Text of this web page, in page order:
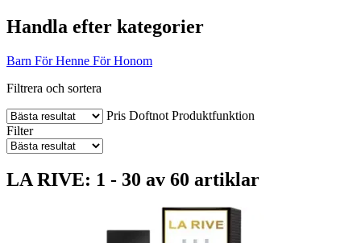
Handla efter kategorier
Barn För Henne För Honom
Filtrera och sortera
Pris Doftnot Produktfunktion
Filter
LA RIVE: 1 - 30 av 60 artiklar